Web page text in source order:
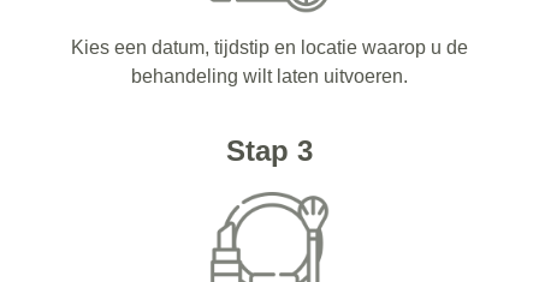
Kies een datum, tijdstip en locatie waarop u de
behandeling wilt laten uitvoeren.
Stap 3